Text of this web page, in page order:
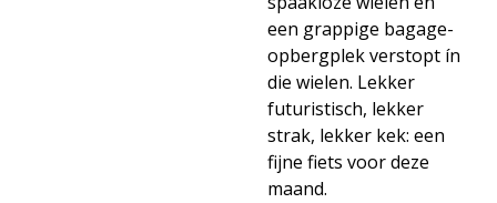
een grappige bagage-
opbergplek verstopt ín
die wielen. Lekker
futuristisch, lekker
strak, lekker kek: een
fijne fiets voor deze
maand.